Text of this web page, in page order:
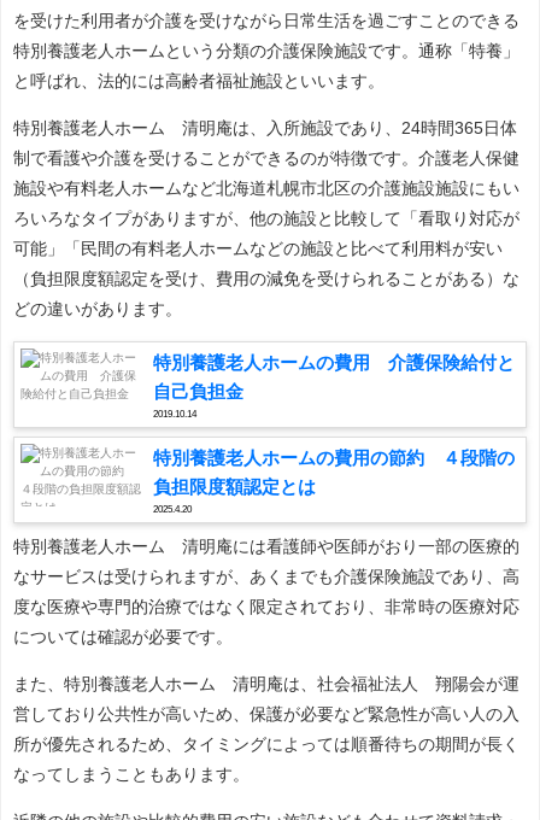
を受けた利用者が介護を受けながら日常生活を過ごすことのできる
特別養護老人ホームという分類の介護保険施設です。通称「特養」
と呼ばれ、法的には高齢者福祉施設といいます。
特別養護老人ホーム 清明庵は、入所施設であり、24時間365日体
制で看護や介護を受けることができるのが特徴です。介護老人保健
施設や有料老人ホームなど北海道札幌市北区の介護施設施設にもい
ろいろなタイプがありますが、他の施設と比較して「看取り対応が
可能」「民間の有料老人ホームなどの施設と比べて利用料が安い
（負担限度額認定を受け、費用の減免を受けられることがある）な
どの違いがあります。
特別養護老人ホームの費用 介護保険給付と
自己負担金
2019.10.14
特別養護老人ホームの費用の節約 ４段階の
負担限度額認定とは
2025.4.20
特別養護老人ホーム 清明庵には看護師や医師がおり一部の医療的
なサービスは受けられますが、あくまでも介護保険施設であり、高
度な医療や専門的治療ではなく限定されており、非常時の医療対応
については確認が必要です。
また、特別養護老人ホーム 清明庵は、社会福祉法人 翔陽会が運
営しており公共性が高いため、保護が必要など緊急性が高い人の入
所が優先されるため、タイミングによっては順番待ちの期間が長く
なってしまうこともあります。